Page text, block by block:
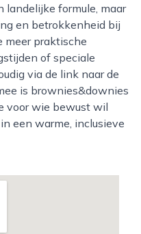
landelijke formule, maar
en betrokkenheid bij
meer praktische
of speciale
via de link naar de
is brownies&downies
voor wie bewust wil
een warme, inclusieve